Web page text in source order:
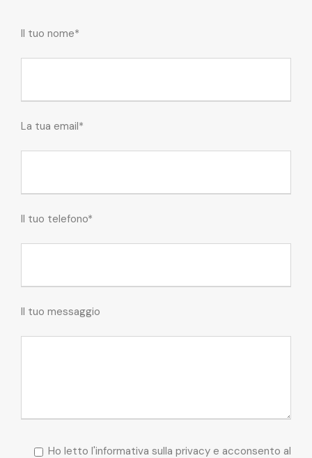
Il tuo nome*
La tua email*
Il tuo telefono*
Il tuo messaggio
Ho letto l'informativa sulla privacy e acconsento al